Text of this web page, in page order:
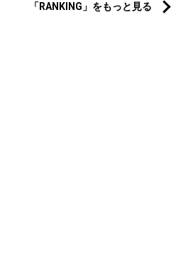
「RANKING」をもっと見る